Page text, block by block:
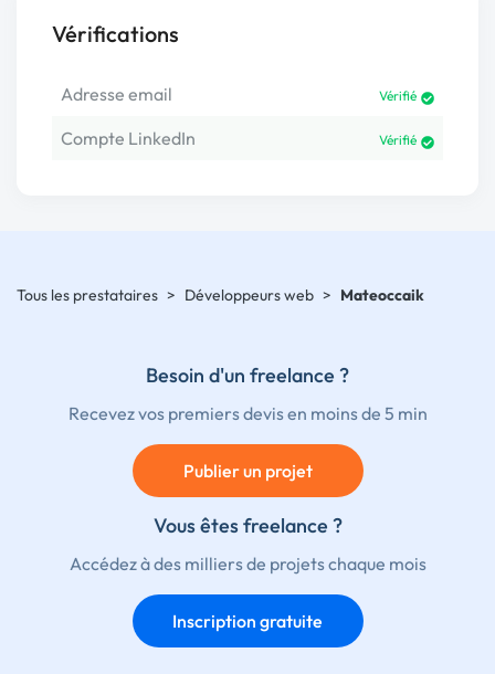
Vérifications
Adresse email Vérifié
Compte LinkedIn Vérifié
Tous les prestataires > Développeurs web > Mateoccaik
Besoin d'un freelance ?
Recevez vos premiers devis en moins de 5 min
Publier un projet
Vous êtes freelance ?
Accédez à des milliers de projets chaque mois
Inscription gratuite